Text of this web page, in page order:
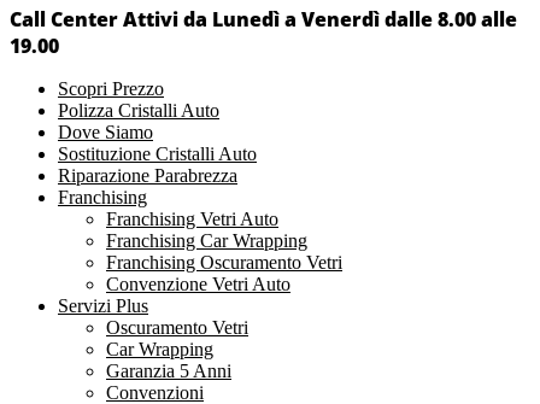
Call Center Attivi da Lunedì a Venerdì dalle 8.00 alle
19.00
Scopri Prezzo
Polizza Cristalli Auto
Dove Siamo
Sostituzione Cristalli Auto
Riparazione Parabrezza
Franchising
Franchising Vetri Auto
Franchising Car Wrapping
Franchising Oscuramento Vetri
Convenzione Vetri Auto
Servizi Plus
Oscuramento Vetri
Car Wrapping
Garanzia 5 Anni
Convenzioni